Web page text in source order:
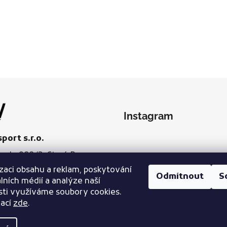
obsahu a reklam, poskytování
médií a analýze naší
využíváme soubory cookies.
zde.
Odmítnout
s.r.o.
988/2, Staré Brno,
Brno
Instagram
Sledovat na